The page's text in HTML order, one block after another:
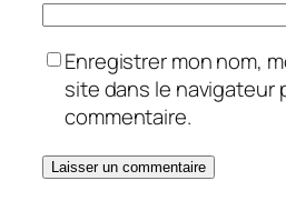
Enregistrer mon nom,
site dans le navigateur
commentaire.